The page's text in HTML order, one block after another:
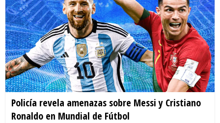
Policía revela amenazas sobre Messi y Cristiano
Ronaldo en Mundial de Fútbol